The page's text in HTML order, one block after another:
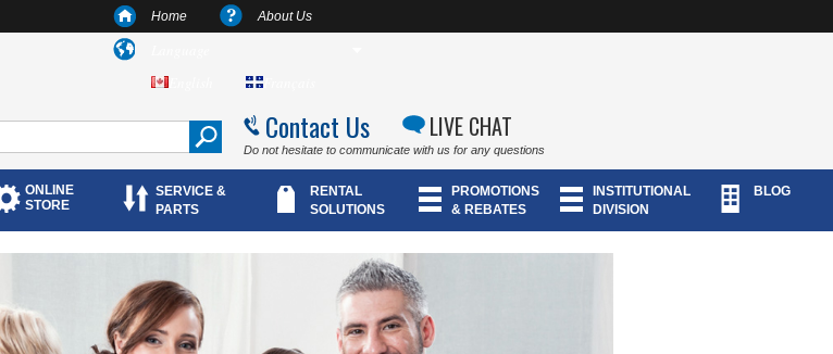
Home About Us
Contact Us LIVE CHAT
Do not hesitate to communicate with us for any questions
ONLINE
STORE
SERVICE &
PARTS
RENTAL
SOLUTIONS
PROMOTIONS
& REBATES
INSTITUTIONAL
DIVISION
BLOG